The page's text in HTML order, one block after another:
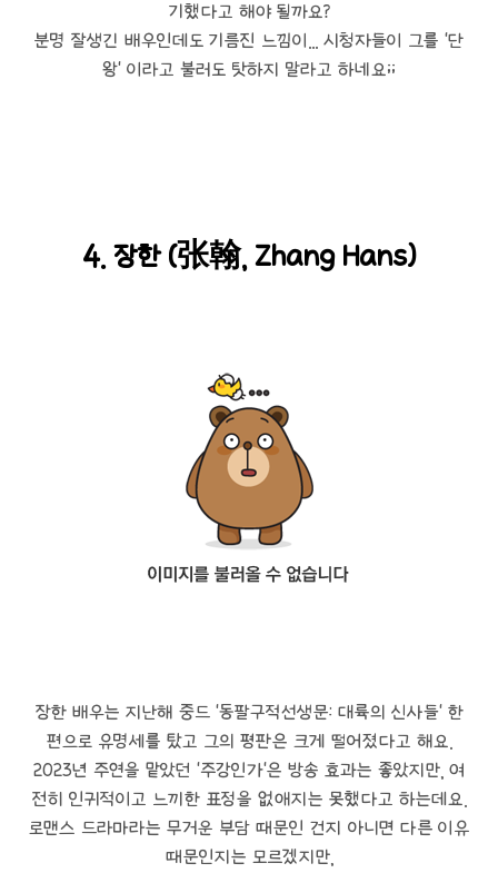
기했다고 해야 될까요?
분명 잘생긴 배우인데도 기름진 느낌이... 시청자들이 그를 '단
왕' 이라고 불러도 탓하지 말라고 하네요;;
4. 장한 (张翰, Zhang Hans)
장한 배우는 지난해 중드 '동팔구적선생문: 대륙의 신사들' 한
편으로 유명세를 탔고 그의 평판은 크게 떨어졌다고 해요.
2023년 주연을 맡았던 '주강인가'은 방송 효과는 좋았지만, 여
전히 인귀적이고 느끼한 표정을 없애지는 못했다고 하는데요.
로맨스 드라마라는 무거운 부담 때문인 건지 아니면 다른 이유
때문인지는 모르겠지만,